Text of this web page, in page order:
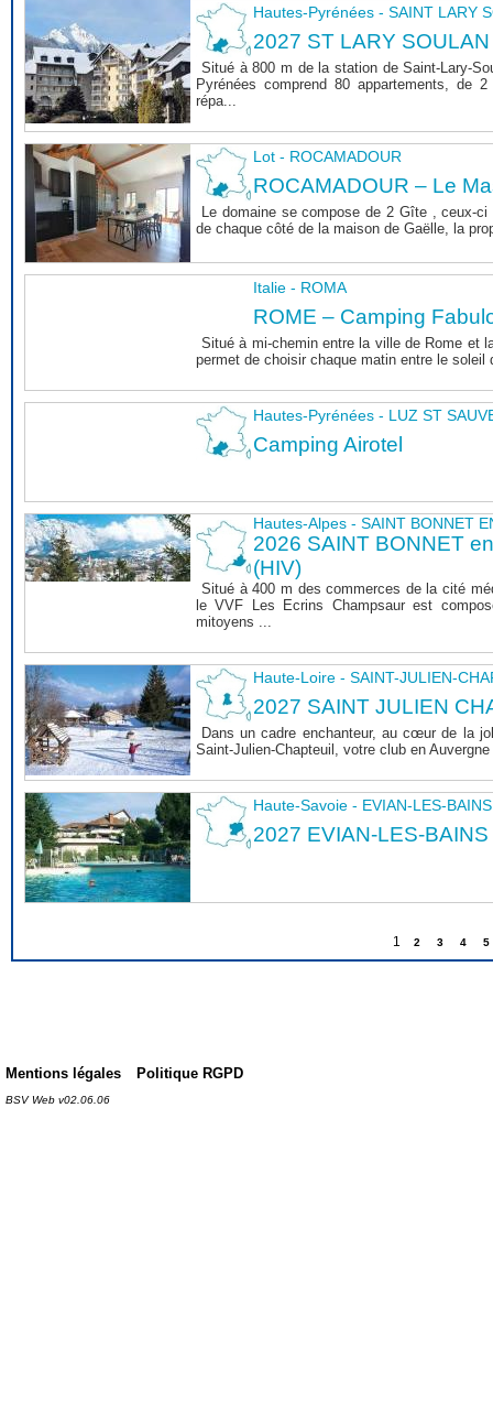
Hautes-Pyrénées - SAINT LARY
2027 ST LARY SOULAN
Situé à 800 m de la station de Saint-Lary-
Pyrénées comprend 80 appartements, de
répa...
Lot - ROCAMADOUR
ROCAMADOUR – Le
Le domaine se compose de 2 Gîte , ceux-
de chaque côté de la maison de Gaëlle, la
Italie - ROMA
ROME – Camping
Situé à mi-chemin entre la ville de Rome et
permet de choisir chaque matin entre le soleil
Hautes-Pyrénées - LUZ ST
Camping Airotel
Hautes-Alpes - SAINT BONNET
2026 SAINT BONNET
(HIV)
Situé à 400 m des commerces de la cité
le VVF Les Ecrins Champsaur est
mitoyens ...
Haute-Loire - SAINT-JULIEN-
2027 SAINT JULIEN
Dans un cadre enchanteur, au cœur de la
Saint-Julien-Chapteuil, votre club en
Haute-Savoie - EVIAN-LES-BAINS
2027 EVIAN-LES-BAINS
1 2 3 4 5
Mentions légales Politique RGPD
BSV Web v02.06.06